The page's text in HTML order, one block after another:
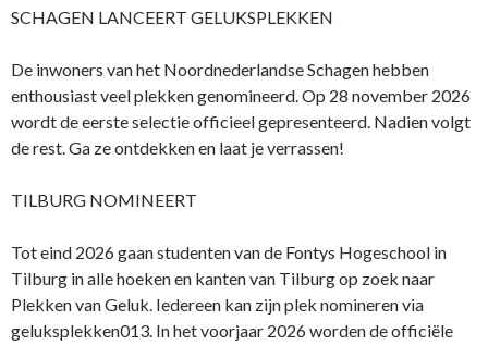
SCHAGEN LANCEERT GELUKSPLEKKEN
De inwoners van het Noordnederlandse Schagen hebben
enthousiast veel plekken genomineerd. Op 28 november 2026
wordt de eerste selectie officieel gepresenteerd. Nadien volgt
de rest. Ga ze ontdekken en laat je verrassen!
TILBURG NOMINEERT
Tot eind 2026 gaan studenten van de Fontys Hogeschool in
Tilburg in alle hoeken en kanten van Tilburg op zoek naar
Plekken van Geluk. Iedereen kan zijn plek nomineren via
geluksplekken013. In het voorjaar 2026 worden de officiële